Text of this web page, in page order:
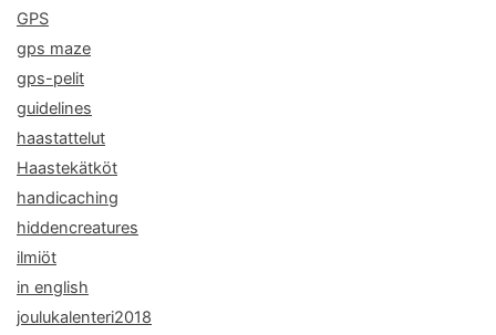
GPS
gps maze
gps-pelit
guidelines
haastattelut
Haastekätköt
handicaching
hiddencreatures
ilmiöt
in english
joulukalenteri2018